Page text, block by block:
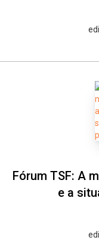
Fórum TSF: A
e a